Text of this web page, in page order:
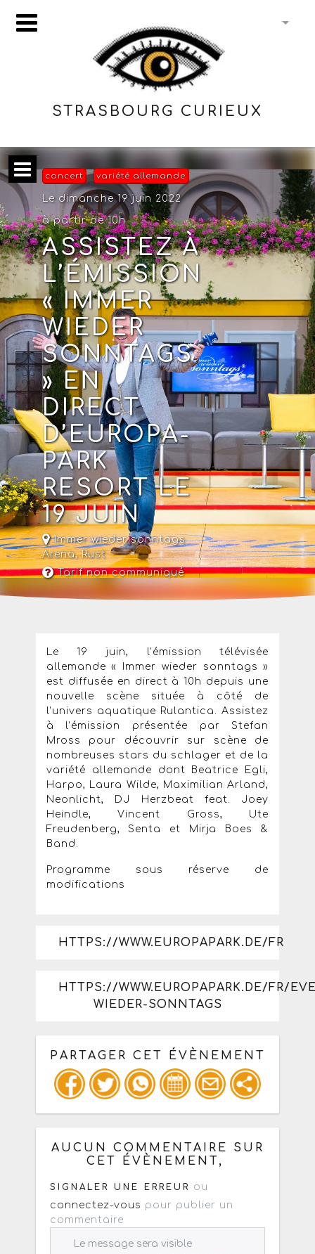
STRASBOURG CURIEUX
concert variété allemande
Le dimanche 19 juin 2022
à partir de 10h
ASSISTEZ À
L’ÉMISSION
« IMMER
WIEDER
SONNTAGS
» EN
DIRECT
D’EUROPA-
PARK
RESORT LE
19 JUIN
Immer wieder sonntags
Arena,Rust
Tarif non communiqué
Le 19 juin, l’émission télévisée
allemande « Immer wieder sonntags »
est diffusée en direct à 10h depuis une
nouvelle scène située à côté de
l’univers aquatique Rulantica. Assistez
à l’émission présentée par Stefan
Mross pour découvrir sur scène de
nombreuses stars du schlager et de la
variété allemande dont Beatrice Egli,
Harpo, Laura Wilde, Maximilian Arland,
Neonlicht, DJ Herzbeat feat. Joey
Heindle, Vincent Gross, Ute
Freudenberg, Senta et Mirja Boes &
Band.
Programme sous réserve de
modifications
HTTPS://WWW.EUROPAPARK.DE/FR
HTTPS://WWW.EUROPAPARK.DE/FR/
WIEDER-SONNTAGS
PARTAGER CET ÉVÈNEMENT
Copiez les infos ci-dessous pour un
: mail / forum / réseau social
AUCUN COMMENTAIRE SUR
CET ÉVÈNEMENT,
SIGNALER UNE ERREUR
ou
connectez-vous pour publier un
commentaire